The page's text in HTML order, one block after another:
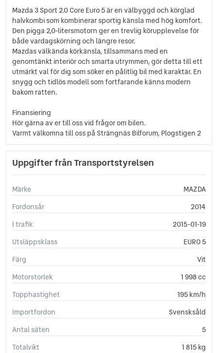
Regnsensor
Servostyrning
Sidoairbags
Sidokrockgardiner
Sminkspegel
Start-/stoppfunktion
Startspärr
Svensksåld
Yttertemperaturmätare
Mazda 3 Sport 2.0 Core Euro 5 är en välbyggd och körglad
halvkombi som kombinerar sportig känsla med hög komfort.
Den pigga 2,0-litersmotorn ger en trevlig körupplevelse för
både vardagskörning och längre resor.
Mazdas välkända körkänsla, tillsammans med en
genomtänkt interiör och smarta utrymmen, gör detta till ett
utmärkt val för dig som söker en pålitlig bil med karaktär. En
snygg och tidlös modell som fortfarande känns modern
bakom ratten.
Finansiering
Hör gärna av er till oss vid frågor om bilen.
Varmt välkomna till oss på Strängnäs Bilforum, Plogstigen 2
Uppgifter från Transportstyrelsen
Märke
MAZDA
Fordonsår
2014
I trafik
2015-01-19
Utsläppsklass
EURO 5
Färg
Vit
Motorstorlek
1 998 cc
Topphastighet
195 km/h
Importfordon
Svensksåld
Antal säten
5
Totalvikt
1 815 kg